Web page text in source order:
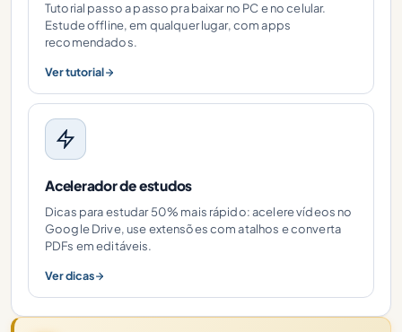
Tutorial passo a passo pra baixar no PC e no celular.
Estude offline, em qualquer lugar, com apps
recomendados.
Ver tutorial
Acelerador de estudos
Dicas para estudar 50% mais rápido: acelere vídeos no
Google Drive, use extensões com atalhos e converta
PDFs em editáveis.
Ver dicas